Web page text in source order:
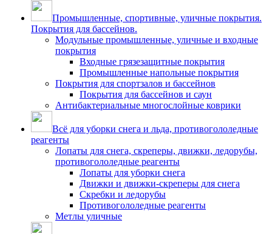
Промышленные, спортивные, уличные покрытия.
Покрытия для бассейнов.
Модульные промышленные, уличные и входные
покрытия
Входные грязезащитные покрытия
Промышленные напольные покрытия
Покрытия для спортзалов и бассейнов
Покрытия для бассейнов и саун
Антибактериальные многослойные коврики
Всё для уборки снега и льда, противогололедные
реагенты
Лопаты для снега, скреперы, движки, ледорубы,
противогололедные реагенты
Лопаты для уборки снега
Движки и движки-скреперы для снега
Скребки и ледорубы
Противогололедные реагенты
Метлы уличные